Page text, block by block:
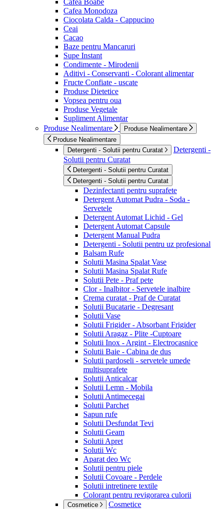
Cafea Monodoza
Ciocolata Calda - Cappucino
Ceai
Cacao
Baze pentru Mancaruri
Supe Instant
Condimente - Mirodenii
Aditivi - Conservanti - Colorant alimentar
Fructe Confiate - uscate
Produse Dietetice
Vopsea pentru oua
Produse Vegetale
Supliment Alimentar
Produse Nealimentare
Produse Nealimentare
Produse Nealimentare
Detergenti - Solutii pentru Curatat
Detergenti -
Solutii pentru Curatat
Detergenti - Solutii pentru Curatat
Detergenti - Solutii pentru Curatat
Dezinfectanti pentru suprafete
Detergent Automat Pudra - Soda -
Servetele
Detergent Automat Lichid - Gel
Detergent Automat Capsule
Detergent Manual Pudra
Detergenti - Solutii pentru uz profesional
Balsam Rufe
Solutii Masina Spalat Vase
Solutii Masina Spalat Rufe
Solutii Pete - Praf pete
Clor - Inalbitor - Servetele inalbire
Crema curatat - Praf de Curatat
Solutii Bucatarie - Degresant
Solutii Vase
Solutii Frigider - Absorbant Frigider
Solutii Aragaz - Plite -Cuptoare
Solutii Inox - Argint - Electrocasnice
Solutii Baie - Cabina de dus
Solutii pardoseli - servetele umede
multisuprafete
Solutii Anticalcar
Solutii Lemn - Mobila
Solutii Antimecegai
Solutii Parchet
Sapun rufe
Solutii Desfundat Tevi
Solutii Geam
Solutii Apret
Solutii Wc
Aparat deo Wc
Solutii pentru piele
Solutii Covoare - Perdele
Solutii intretinere textile
Colorant pentru revigorarea culorii
Cosmetice Cosmetice